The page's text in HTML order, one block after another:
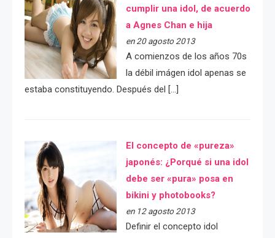
cumplir una idol, de acuerdo
a Agnes Chan e hija
en 20 agosto 2013
A comienzos de los años 70s
la débil imágen idol apenas se
estaba constituyendo. Después del […]
El concepto de «pureza»
japonés: ¿Porqué si una idol
debe ser «pura» posa en
bikini y photobooks?
en 12 agosto 2013
Definir el concepto idol